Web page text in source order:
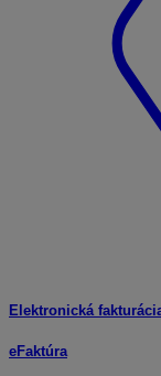
Elektronická
eFaktúra